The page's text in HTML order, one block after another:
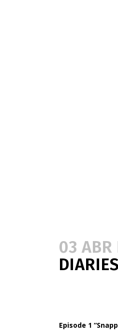
03 ABR
Episode 1